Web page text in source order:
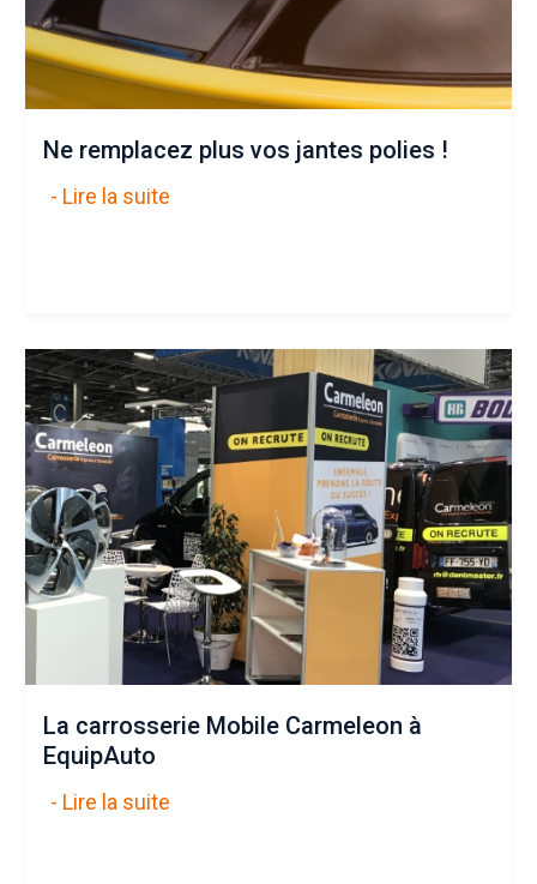
Ne remplacez plus vos jantes polies !
- Lire la suite
La carrosserie Mobile Carmeleon à
EquipAuto
- Lire la suite